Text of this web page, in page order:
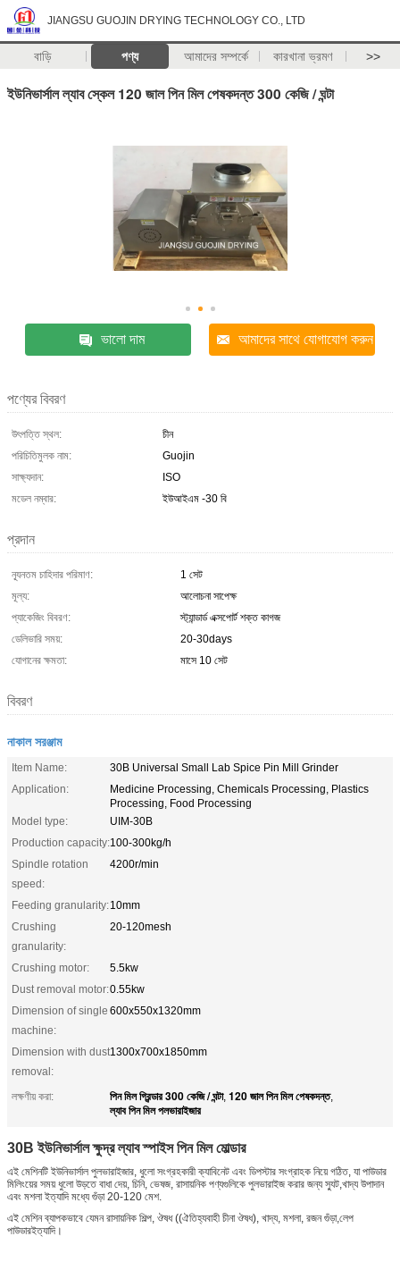
JIANGSU GUOJIN DRYING TECHNOLOGY CO., LTD
বাড়ি পণ্য আমাদের সম্পর্কে কারখানা ভ্রমণ >>
ইউনিভার্সাল ল্যাব স্কেল 120 ​​জাল পিন মিল পেষকদন্ত 300 কেজি / ঘন্টা
ভালো দাম আমাদের সাথে যোগাযোগ করুন
পণ্যের বিবরণ
উৎপত্তি স্থল:
চীন
পরিচিতিমুলক নাম:
Guojin
সাক্ষ্যদান:
ISO
মডেল নম্বার:
ইউআইএম ​​-30 বি
প্রদান
ন্যূনতম চাহিদার পরিমাণ:
1 সেট
মূল্য:
আলোচনা সাপেক্ষ
প্যাকেজিং বিবরণ:
স্ট্যান্ডার্ড এক্সপোর্ট শক্ত কাগজ
ডেলিভারি সময়:
20-30days
যোগানের ক্ষমতা:
মাসে 10 সেট
বিবরণ
নাকাল সরঞ্জাম
Item Name:
30B Universal Small Lab Spice Pin Mill Grinder
Application:
Medicine Processing, Chemicals Processing, Plastics
Processing, Food Processing
Model type:
UIM-30B
Production capacity:100-300kg/h
Spindle rotation
speed:
4200r/min
Feeding granularity:10mm
Crushing
granularity:
20-120mesh
Crushing motor:
5.5kw
Dust removal motor:0.55kw
Dimension of single
machine:
600x550x1320mm
Dimension with dust
removal:
1300x700x1850mm
লক্ষণীয় করা: পিন মিল গ্রিন্ডার 300 কেজি / ঘন্টা, 120 জাল পিন মিল পেষকদন্ত,
ল্যাব পিন মিল পলভারাইজার
30B ইউনিভার্সাল ক্ষুদ্র ল্যাব স্পাইস পিন মিল মোল্ডার
এই মেশিনটি ইউনিভার্সাল পুলভারাইজার, ধুলো সংগ্রহকারী ক্যাবিনেট এবং ডিপস্টার সংগ্রাহক নিয়ে গঠিত, যা পাউডার
মিলিংয়ের সময় ধুলো উড়তে বাধা দেয়, চিনি, ভেষজ, রাসায়নিক পণ্যগুলিকে পুলভারাইজ করার জন্য স্যুট,খাদ্য উপাদান
এবং মশলা ইত্যাদি মধ্যে গুঁড়া 20-120 মেশ.
এই মেশিন ব্যাপকভাবে যেমন রাসায়নিক শিল্প, ঔষধ ((ঐতিহ্যবাহী চীনা ঔষধ), খাদ্য, মশলা, রজন গুঁড়া,লেপ
পাউডারইত্যাদি।